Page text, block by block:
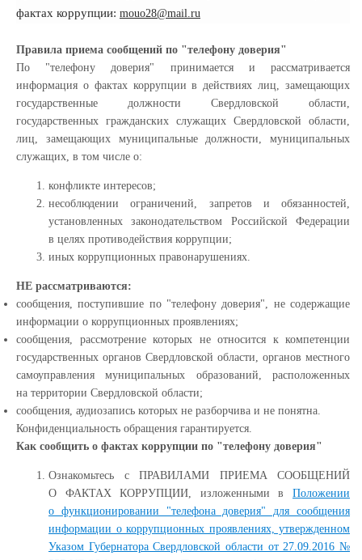
фактах коррупции: mouo28@mail.ru
Правила приема сообщений по "телефону доверия"
По "телефону доверия" принимается и рассматривается
информация о фактах коррупции в действиях лиц, замещающих
государственные должности Свердловской области,
государственных гражданских служащих Свердловской области,
лиц, замещающих муниципальные должности, муниципальных
служащих, в том числе о:
конфликте интересов;
несоблюдении ограничений, запретов и обязанностей,
установленных законодательством Российской Федерации
в целях противодействия коррупции;
иных коррупционных правонарушениях.
НЕ рассматриваются:
сообщения, поступившие по "телефону доверия", не содержащие
информации о коррупционных проявлениях;
сообщения, рассмотрение которых не относится к компетенции
государственных органов Свердловской области, органов местного
самоуправления муниципальных образований, расположенных
на территории Свердловской области;
сообщения, аудиозапись которых не разборчива и не понятна.
Конфиденциальность обращения гарантируется.
Как сообщить о фактах коррупции по "телефону доверия"
Ознакомьтесь с ПРАВИЛАМИ ПРИЕМА СООБЩЕНИЙ
О ФАКТАХ КОРРУПЦИИ, изложенными в Положении
о функционировании "телефона доверия" для сообщения
информации о коррупционных проявлениях, утвержденном
Указом Губернатора Свердловской области от 27.09.2016 №